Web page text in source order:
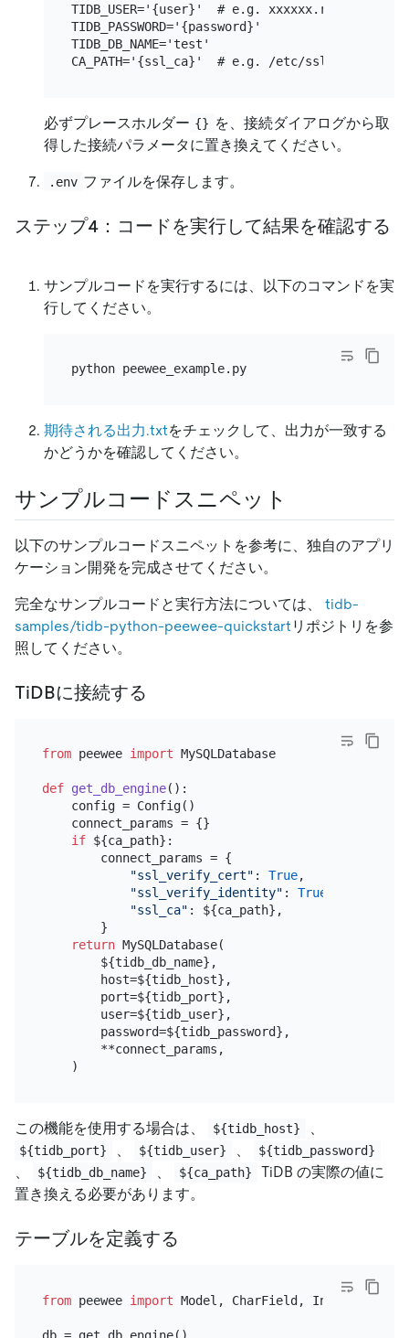
TIDB_USER='{user}'  # e.g. xxxxxx.root
TIDB_PASSWORD='{password}'
TIDB_DB_NAME='test'
必ずプレースホルダー {} を、接続ダイアログから取
得した接続パラメータに置き換えてください。
.env ファイルを保存します。
ステップ4：コードを実行して結果を確認する
サンプルコードを実行するには、以下のコマンドを実
行してください。
python peewee_example.py
期待される出力.txtをチェックして、出力が一致する
かどうかを確認してください。
サンプルコードスニペット
以下のサンプルコードスニペットを参考に、独自のアプリ
ケーション開発を完成させてください。
完全なサンプルコードと実行方法については、 tidb-
samples/tidb-python-peewee-quickstartリポジトリを参
照してください。
TiDBに接続する
from peewee import MySQLDatabase
def get_db_engine():
    config = Config()
    connect_params = {}
if ${ca_path}:
        connect_params = {
"ssl_verify_cert" : True,
"ssl_verify_identity" : True
"ssl_ca" : ${ca_path},
        }
return MySQLDatabase(
        ${tidb_db_name},
        host=${tidb_host},
        port=${tidb_port},
        user=${tidb_user},
        password=${tidb_password},
        **connect_params,
この機能を使用する場合は、 ${tidb_host} 、
${tidb_port} 、 ${tidb_user} 、 ${tidb_password}
、 ${tidb_db_name} 、 ${ca_path}
TiDB の実際の値に
置き換える必要があります。
テーブルを定義する
from peewee import Model, CharField, IntegerField
db = get_db_engine()